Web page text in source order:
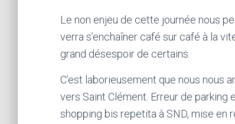
Le non enjeu de cette journée nous
verra s’enchaîner café sur café à la
grand désespoir de certains.
C’est laborieusement que nous nous
vers Saint Clément. Erreur de parking
shopping bis repetita à SND, mise